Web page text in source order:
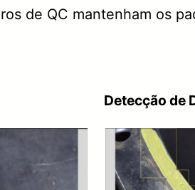
de QC mantenham os
Detecção de